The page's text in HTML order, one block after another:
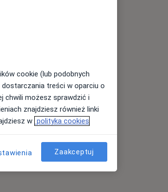
cookie (lub podobnych
treści w oparciu o
chwili możesz sprawdzić i
znajdziesz również linki
w polityka cookies
Zaakceptuj